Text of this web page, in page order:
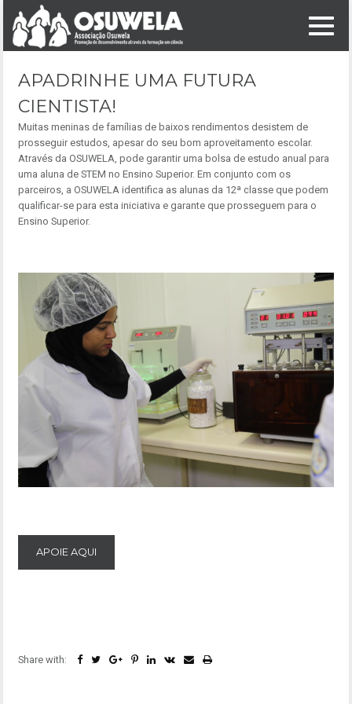
Skip to content
APADRINHE UMA FUTURA
CIENTISTA!
Muitas meninas de famílias de baixos rendimentos desistem de
prosseguir estudos, apesar do seu bom aproveitamento escolar.
Através da OSUWELA, pode garantir uma bolsa de estudo anual para
uma aluna de STEM no Ensino Superior. Em conjunto com os
parceiros, a OSUWELA identifica as alunas da 12ª classe que podem
qualificar-se para esta iniciativa e garante que prosseguem para o
Ensino Superior.
APOIE AQUI
Share with: